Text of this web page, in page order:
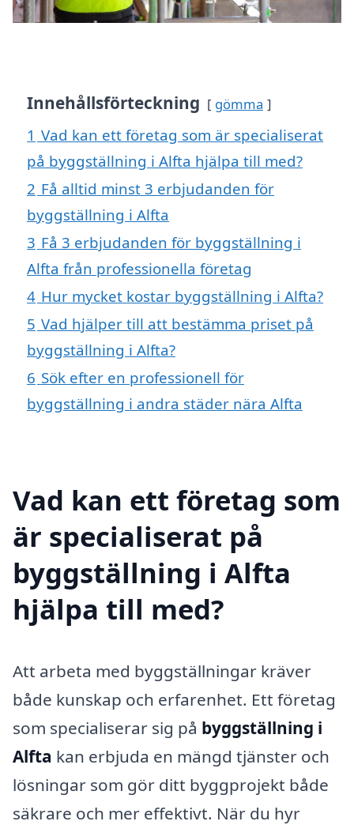
Innehållsförteckning gömma
1 Vad kan ett företag som är specialiserat
på byggställning i Alfta hjälpa till med?
2 Få alltid minst 3 erbjudanden för
byggställning i Alfta
3 Få 3 erbjudanden för byggställning i
Alfta från professionella företag
4 Hur mycket kostar byggställning i Alfta?
5 Vad hjälper till att bestämma priset på
byggställning i Alfta?
6 Sök efter en professionell för
byggställning i andra städer nära Alfta
Vad kan ett företag som
är specialiserat på
byggställning i Alfta
hjälpa till med?
Att arbeta med byggställningar kräver
både kunskap och erfarenhet. Ett företag
som specialiserar sig på byggställning i
Alfta kan erbjuda en mängd tjänster och
lösningar som gör ditt byggprojekt både
säkrare och mer effektivt. När du hyr